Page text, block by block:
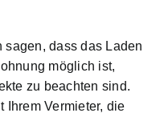
sagen, dass das Laden
möglich ist,
zu beachten sind.
Ihrem Vermieter, die